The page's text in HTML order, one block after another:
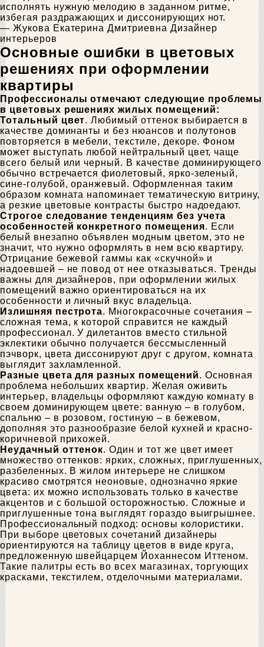
исполнять нужную мелодию в заданном ритме,
избегая раздражающих и диссонирующих нот.
— Жукова Екатерина Дмитриевна Дизайнер
интерьеров
Основные ошибки в цветовых
решениях при оформлении
квартиры
Профессионалы отмечают следующие проблемы
в цветовых решениях жилых помещений:
Тотальный цвет. Любимый оттенок выбирается в
качестве доминанты и без нюансов и полутонов
повторяется в мебели, текстиле, декоре. Фоном
может выступать любой нейтральный цвет, чаще
всего белый или черный. В качестве доминирующего
обычно встречается фиолетовый, ярко-зеленый,
сине-голубой, оранжевый. Оформленная таким
образом комната напоминает тематическую витрину,
а резкие цветовые контрасты быстро надоедают.
Строгое следование тенденциям без учета
особенностей конкретного помещения. Если
белый внезапно объявлен модным цветом, это не
значит, что нужно оформлять в нем всю квартиру.
Отрицание бежевой гаммы как «скучной» и
надоевшей – не повод от нее отказываться. Тренды
важны для дизайнеров, при оформлении жилых
помещений важно ориентироваться на их
особенности и личный вкус владельца.
Излишняя пестрота. Многокрасочные сочетания –
сложная тема, к которой справится не каждый
профессионал. У дилетантов вместо стильной
эклектики обычно получается бессмысленный
пэчворк, цвета диссонируют друг с другом, комната
выглядит захламленной.
Разные цвета для разных помещений. Основная
проблема небольших квартир. Желая оживить
интерьер, владельцы оформляют каждую комнату в
своем доминирующем цвете: ванную – в голубом,
спальню – в розовом, гостиную – в бежевом,
дополняя это разнообразие белой кухней и красно-
коричневой прихожей.
Неудачный оттенок. Один и тот же цвет имеет
множество оттенков: ярких, сложных, приглушенных,
разбеленных. В жилом интерьере не слишком
красиво смотрятся неоновые, однозначно яркие
цвета: их можно использовать только в качестве
акцентов и с большой осторожностью. Сложные и
приглушенные тона выглядят гораздо выигрышнее.
Профессиональный подход: основы колористики.
При выборе цветовых сочетаний дизайнеры
ориентируются на таблицу цветов в виде круга,
предложенную швейцарцем Йоханнесом Иттеном.
Такие палитры есть во всех магазинах, торгующих
красками, текстилем, отделочными материалами.